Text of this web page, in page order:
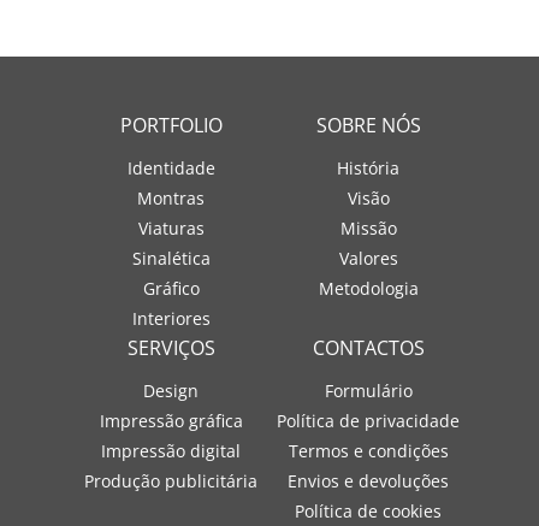
PORTFOLIO
Identidade
Montras
Viaturas
Sinalética
Gráfico
Interiores
SOBRE NÓS
História
Visão
Missão
Valores
Metodologia
SERVIÇOS
Design
Impressão gráfica
Impressão digital
Produção publicitária
CONTACTOS
Formulário
Política de privacidade
Termos e condições
Envios e devoluções
Política de cookies